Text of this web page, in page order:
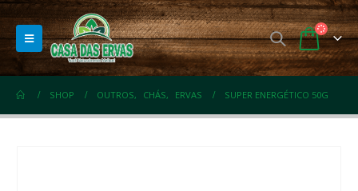
SHOP OUTROS, CHÁS, ERVAS SUPER ENERGÉTICO 50G